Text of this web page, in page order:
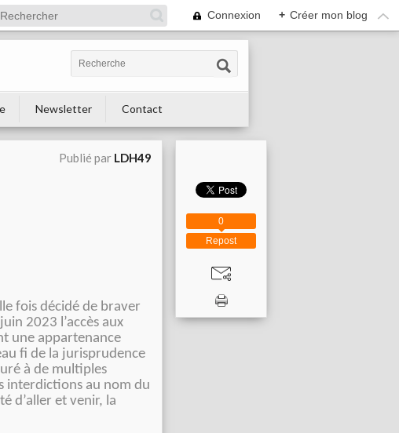
Connexion + Créer mon blog
Newsletter Contact
Publié par LDH49
fois décidé de braver
2023 l’accès aux
une appartenance
fi de la jurisprudence
à de multiples
interdictions au nom du
d’aller et venir, la
Repost
0